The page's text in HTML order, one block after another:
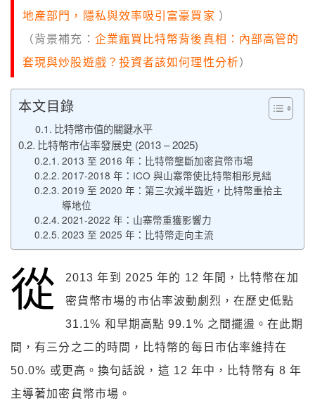
地產部門，隱私與效率吸引富豪買家 ）
（背景補充： 企業瘋買比特幣背後真相：內部高管的
套現與炒股遊戲？投資者該如何理性分析）
本文目錄
比特幣市值的關鍵水平
比特幣市佔率發展史 (2013 – 2025)
2013 至 2016 年：比特幣壟斷加密貨幣市場
2017-2018 年：ICO 與山寨幣使比特幣相形見絀
2019 至 2020 年：第三次減半臨近，比特幣重拾主
導地位
2021-2022 年：山寨幣重獲影響力
2023 至 2025 年：比特幣走向主流
從
2013 年到 2025 年的 12 年間，比特幣在加
密貨幣市場的市佔率波動劇烈，在歷史低點
31.1% 和早期高點 99.1% 之間擺盪。在此期
間，有三分之二的時間，比特幣的每日市佔率維持在
50.0% 或更高。換句話說，這 12 年中，比特幣有 8 年
主導著加密貨幣市場。